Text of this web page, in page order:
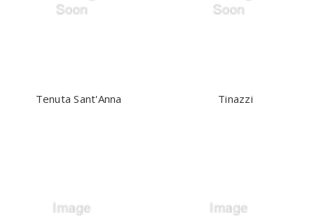
Tenuta Sant'Anna Tinazzi